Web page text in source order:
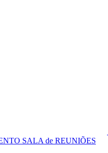
SALA de REUNIÕES